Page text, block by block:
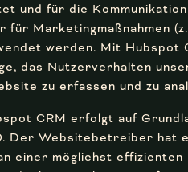
und für die
für Marketingmaßnahmen
werden. Mit Hubspot
das Nutzerverhalten
zu erfassen und zu
CRM erfolgt auf
Der Websitebetreiber hat
einer möglichst effizienten